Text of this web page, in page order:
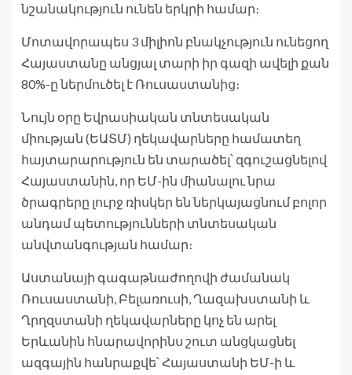
նշանակություն ունեն երկրի համար։
Մոտավորապես 3 միլիոն բնակչություն ունեցող
Հայաստանը անցյալ տարի իր գազի ավելի քան
80%-ը ներմուծել է Ռուսաստանից։
Նույն օրը Եվրասիական տնտեսական
միության (ԵԱՏՄ) ղեկավարները համատեղ
հայտարարություն են տարածել՝ զգուշացնելով
Հայաստանին, որ ԵՄ-ին միանալու նրա
ծրագրերը լուրջ ռիսկեր են ներկայացնում բոլոր
անդամ պետությունների տնտեսական
անվտանգության համար։
Աստանայի գագաթնաժողովի ժամանակ
Ռուսաստանի, Բելառուսի, Ղազախստանի և
Ղրղզստանի ղեկավարները կոչ են արել
Երևանին հնարավորինս շուտ անցկացնել
ազգային հանրաքվե՝ Հայաստանի ԵՄ-ի և